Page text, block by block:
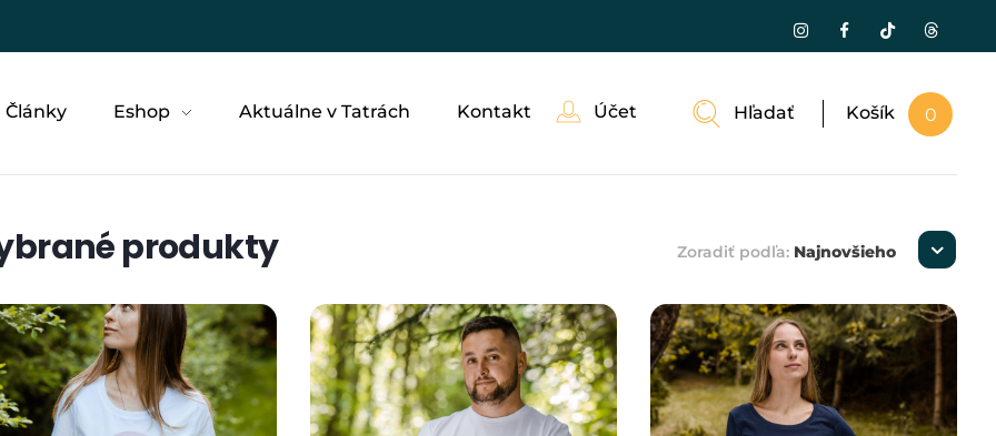
Články Eshop Aktuálne v Tatrách Kontakt Účet Hľadať 0
Košík
produkty Zoradiť podľa: Najnovšieho